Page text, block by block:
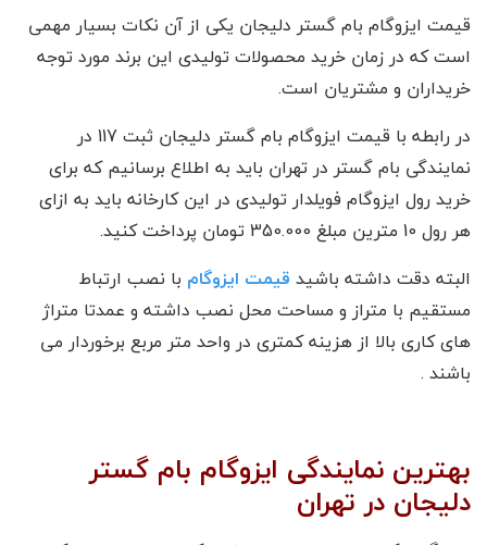
قیمت ایزوگام بام گستر دلیجان یکی از آن نکات بسیار مهمی
است که در زمان خرید محصولات تولیدی این برند مورد توجه
خریداران و مشتریان است.
در رابطه با قیمت ایزوگام بام گستر دلیجان ثبت 117 در
نمایندگی بام گستر در تهران باید به اطلاع برسانیم که برای
خرید رول ایزوگام فویلدار تولیدی در این کارخانه باید به ازای
هر رول 10 مترین مبلغ 350.000 تومان پرداخت کنید.
البته دقت داشته باشید قیمت ایزوگام با نصب ارتباط
مستقیم با متراز و مساحت محل نصب داشته و عمدتا متراژ
های کاری بالا از هزینه کمتری در واحد متر مربع برخوردار می
باشند .
بهترین نمایندگی ایزوگام بام گستر
دلیجان در تهران